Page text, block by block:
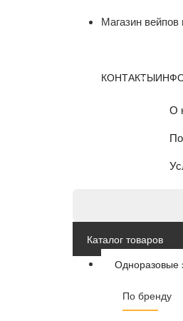
Магазин
КОНТАКТЫ
О
Каталог товаров
Одноразовые
По бренду